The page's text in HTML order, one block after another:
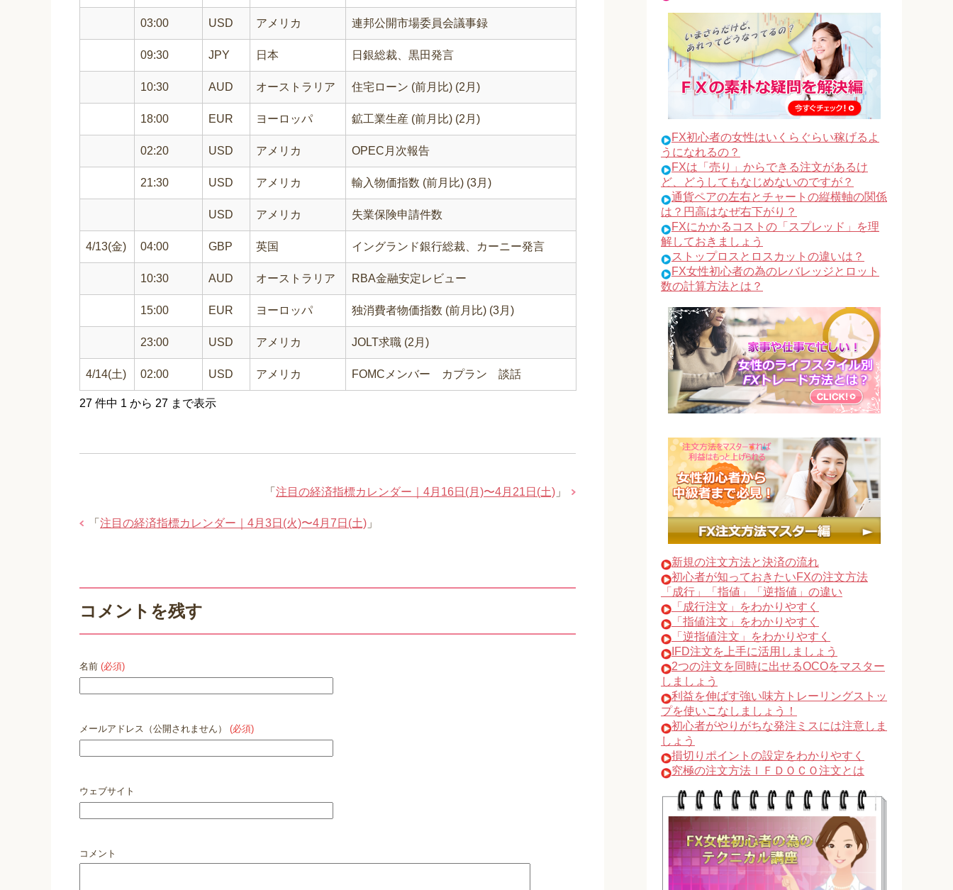
03:00 USD アメリカ 連邦公開市場委員会議事録
09:30 JPY 日本 日銀総裁、黒田発言
10:30 AUD オーストラリア 住宅ローン (前月比) (2月)
18:00 EUR ヨーロッパ 鉱工業生産 (前月比) (2月)
02:20 USD アメリカ OPEC月次報告
21:30 USD アメリカ 輸入物価指数 (前月比) (3月)
USD アメリカ 失業保険申請件数
4/13(金) 04:00 GBP 英国 イングランド銀行総裁、カーニー発言
10:30 AUD オーストラリア RBA金融安定レビュー
15:00 EUR ヨーロッパ 独消費者物価指数 (前月比) (3月)
23:00 USD アメリカ JOLT求職 (2月)
4/14(土) 02:00 USD アメリカ FOMCメンバー カプラン 談話
27 件中 1 から 27 まで表示
「 注目の経済指標カレンダー｜4月16日(月)〜4月21日(土) 」
「 注目の経済指標カレンダー｜4月3日(火)〜4月7日(土) 」
コメントを残す
名前 (必須)
メールアドレス（公開されません） (必須)
ウェブサイト
コメント
FX初心者の女性はいくらぐらい稼げるよ
うになれるの？
FXは「売り」からできる注文があるけ
ど、どうしてもなじめないのですが？
通貨ペアの左右とチャートの縦横軸の関係
は？円高はなぜ右下がり？
FXにかかるコストの「スプレッド」を理
解しておきましょう
ストップロスとロスカットの違いは？
FX女性初心者の為のレバレッジとロット
数の計算方法とは？
新規の注文方法と決済の流れ
初心者が知っておきたいFXの注文方法
「成行」「指値」「逆指値」の違い
「成行注文」をわかりやすく
「指値注文」をわかりやすく
「逆指値注文」をわかりやすく
IFD注文を上手に活用しましょう
2つの注文を同時に出せるOCOをマスター
しましょう
利益を伸ばす強い味方トレーリングストッ
プを使いこなしましょう！
初心者がやりがちな発注ミスには注意しま
しょう
損切りポイントの設定をわかりやすく
究極の注文方法ＩＦＤＯＣＯ注文とは